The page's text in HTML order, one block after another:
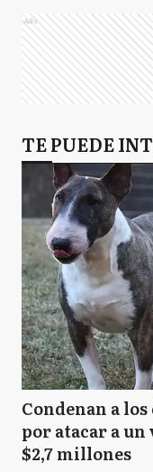
Ads
TE PUEDE
Condenan a
por atacar a un
$2,7 millones